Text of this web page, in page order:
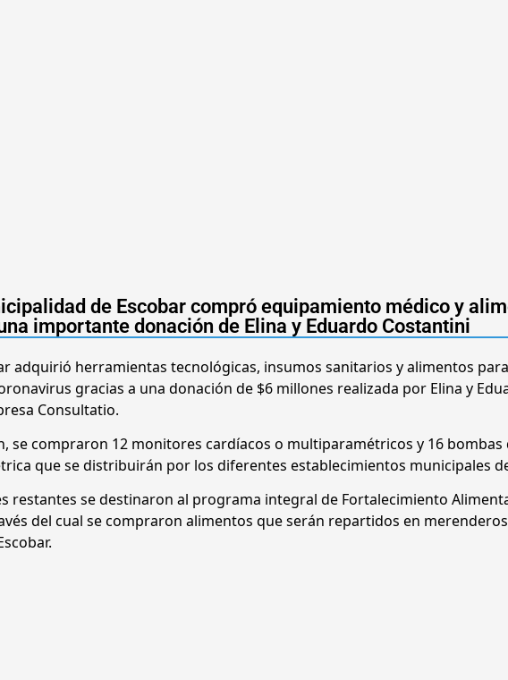
de Escobar compró equipamiento médico y
importante donación de Elina y Eduardo Costantini
adquirió herramientas tecnológicas, insumos sanitarios y alimentos para
gracias a una donación de $6 millones realizada por Elina y
Consultatio.
se compraron 12 monitores cardíacos o multiparamétricos y 16 bombas
que se distribuirán por los diferentes establecimientos municipales
restantes se destinaron al programa integral de Fortalecimiento
del cual se compraron alimentos que serán repartidos en